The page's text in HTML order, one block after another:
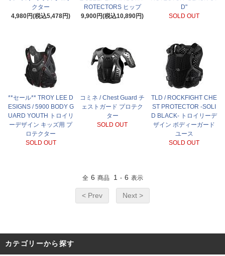
クター
4,980円(税込5,478円)
ROTECTORS ヒップ
9,900円(税込10,890円)
D"
SOLD OUT
**セール** TROY LEE D
ESIGNS / 5900 BODY G
UARD YOUTH トロイリ
ーデザイン キッズ用 プ
ロテクター
SOLD OUT
コミネ / Chest Guard チ
ェストガード プロテク
ター
SOLD OUT
TLD / ROCKFIGHT CHE
ST PROTECTOR -SOLI
D BLACK- トロイリーデ
ザイン ボディーガード
ユース
SOLD OUT
全 6 商品 1 - 6 表示
< Prev Next >
カテゴリーから探す